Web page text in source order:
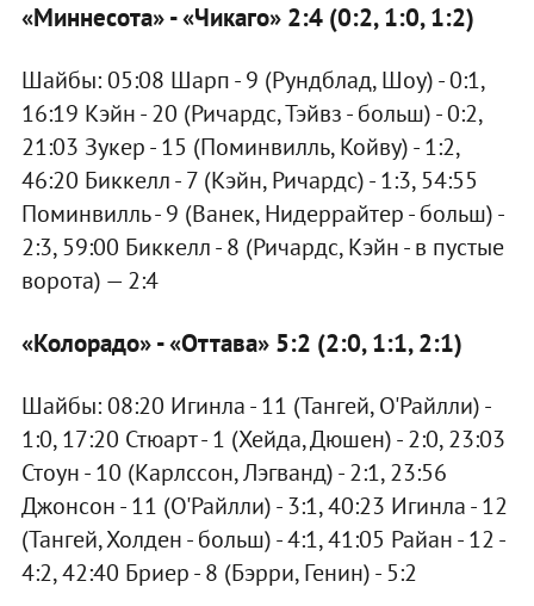
«Миннесота» - «Чикаго» 2:4 (0:2, 1:0, 1:2)
Шайбы: 05:08 Шарп - 9 (Рундблад, Шоу) - 0:1,
16:19 Кэйн - 20 (Ричардс, Тэйвз - больш) - 0:2,
21:03 Зукер - 15 (Поминвилль, Койву) - 1:2,
46:20 Биккелл - 7 (Кэйн, Ричардс) - 1:3, 54:55
Поминвилль - 9 (Ванек, Нидеррайтер - больш) -
2:3, 59:00 Биккелл - 8 (Ричардс, Кэйн - в пустые
ворота) — 2:4
«Колорадо» - «Оттава» 5:2 (2:0, 1:1, 2:1)
Шайбы: 08:20 Игинла - 11 (Тангей, О'Райлли) -
1:0, 17:20 Стюарт - 1 (Хейда, Дюшен) - 2:0, 23:03
Стоун - 10 (Карлссон, Лэгванд) - 2:1, 23:56
Джонсон - 11 (О'Райлли) - 3:1, 40:23 Игинла - 12
(Тангей, Холден - больш) - 4:1, 41:05 Райан - 12 -
4:2, 42:40 Бриер - 8 (Бэрри, Генин) - 5:2